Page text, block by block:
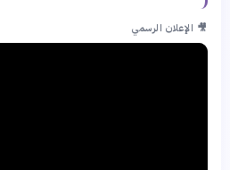
🎥 الإعلان الرسمي